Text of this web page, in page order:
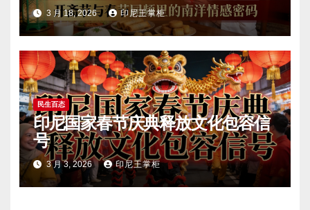
3 月 18, 2026 印尼王掌柜
民生百态
印尼国家春节庆典释放文化包容信
号
3 月 3, 2026 印尼王掌柜